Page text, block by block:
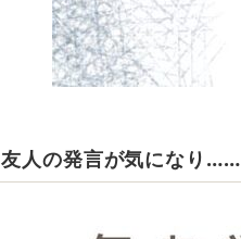
友人の発言が気になり……